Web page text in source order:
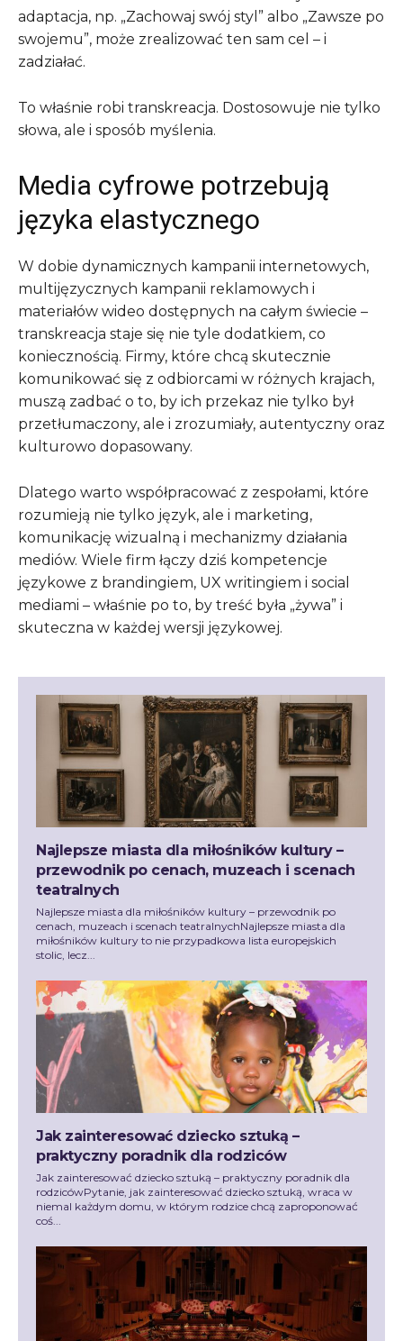
adaptacja, np. „Zachowaj swój styl” albo „Zawsze po
swojemu”, może zrealizować ten sam cel – i
zadziałać.
To właśnie robi transkreacja. Dostosowuje nie tylko
słowa, ale i sposób myślenia.
Media cyfrowe potrzebują
języka elastycznego
W dobie dynamicznych kampanii internetowych,
multijęzycznych kampanii reklamowych i
materiałów wideo dostępnych na całym świecie –
transkreacja staje się nie tyle dodatkiem, co
koniecznością. Firmy, które chcą skutecznie
komunikować się z odbiorcami w różnych krajach,
muszą zadbać o to, by ich przekaz nie tylko był
przetłumaczony, ale i zrozumiały, autentyczny oraz
kulturowo dopasowany.
Dlatego warto współpracować z zespołami, które
rozumieją nie tylko język, ale i marketing,
komunikację wizualną i mechanizmy działania
mediów. Wiele firm łączy dziś kompetencje
językowe z brandingiem, UX writingiem i social
mediami – właśnie po to, by treść była „żywa” i
skuteczna w każdej wersji językowej.
Najlepsze miasta dla miłośników kultury –
przewodnik po cenach, muzeach i scenach
teatralnych
Najlepsze miasta dla miłośników kultury – przewodnik po
cenach, muzeach i scenach teatralnychNajlepsze miasta dla
miłośników kultury to nie przypadkowa lista europejskich
stolic, lecz...
Jak zainteresować dziecko sztuką –
praktyczny poradnik dla rodziców
Jak zainteresować dziecko sztuką – praktyczny poradnik dla
rodzicówPytanie, jak zainteresować dziecko sztuką, wraca w
niemal każdym domu, w którym rodzice chcą zaproponować
coś...